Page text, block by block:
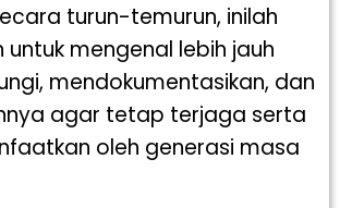
turun-temurun, inilah
mengenal lebih jauh
mendokumentasikan, dan
agar tetap terjaga serta
oleh generasi masa